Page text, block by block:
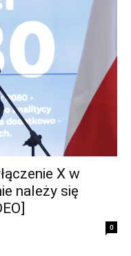
X w
należy się
0